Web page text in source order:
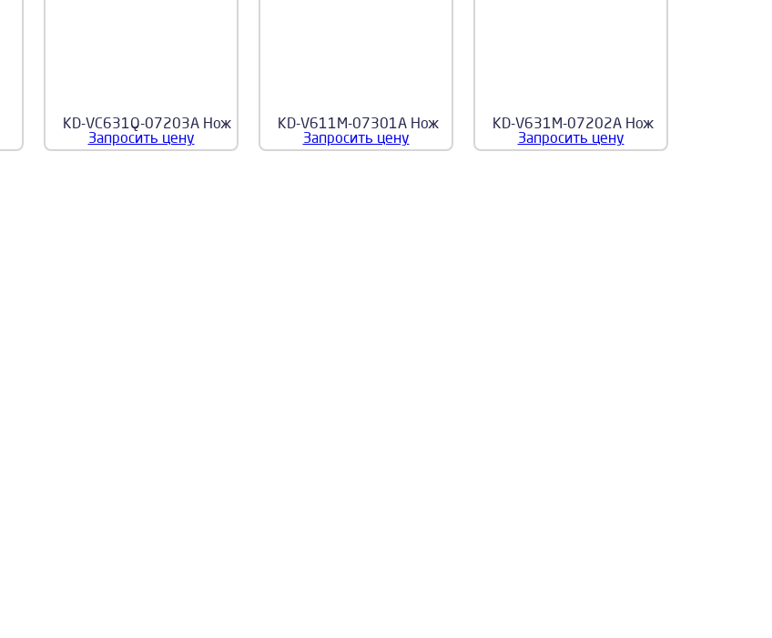
KD-VC631Q-07203A Нож
Запросить цену
KD-V611M-07301A Нож
Запросить цену
KD-V631M-07202A Нож
Запросить цену